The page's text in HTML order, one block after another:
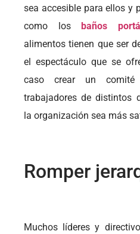
sea accesible para ellos y
como los
baños
alimentos tienen que ser
el espectáculo que se
caso crear un
trabajadores de distintos
la organización sea más
Romper
Muchos líderes y